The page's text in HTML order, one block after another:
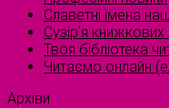
Славетні імена
Сузірʼя книжкових
Твоя бібліотека
Читаємо онлайн
Архіви